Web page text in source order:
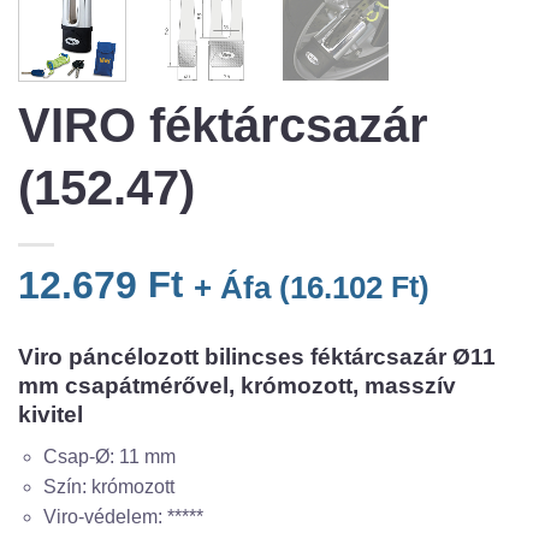
VIRO féktárcsazár
(152.47)
12.679 Ft + Áfa (16.102 Ft)
Viro páncélozott bilincses féktárcsazár Ø11
mm csapátmérővel, krómozott, masszív
kivitel
Csap-Ø: 11 mm
Szín: krómozott
Viro-védelem: *****